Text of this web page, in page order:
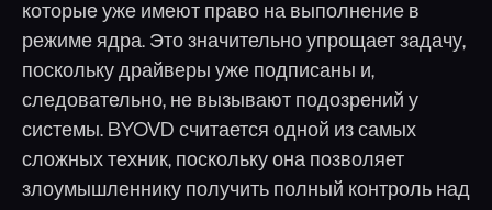
которые уже имеют право на выполнение в
режиме ядра. Это значительно упрощает задачу,
поскольку драйверы уже подписаны и,
следовательно, не вызывают подозрений у
системы. BYOVD считается одной из самых
сложных техник, поскольку она позволяет
злоумышленнику получить полный контроль над